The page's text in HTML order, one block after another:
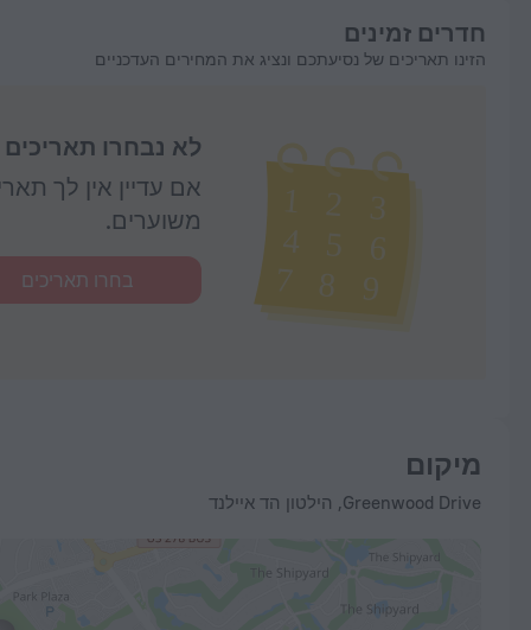
חדרים זמינים
הזינו תאריכים של נסיעתכם ונציג את המחירים העדכניים
לא נבחרו תאריכים
אם עדיין אין לך
משוערים.
בחרו תאריכים
מיקום
Greenwood Drive, הילטון הד איילנד